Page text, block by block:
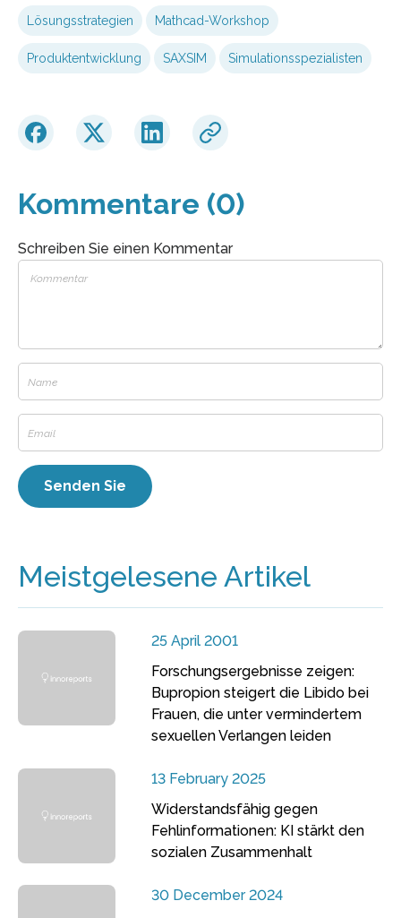
Lösungsstrategien Mathcad-Workshop
Produktentwicklung SAXSIM Simulationsspezialisten
Kommentare (0)
Schreiben Sie einen Kommentar
Meistgelesene Artikel
25 April 2001
Forschungsergebnisse zeigen:
Bupropion steigert die Libido bei
Frauen, die unter vermindertem
sexuellen Verlangen leiden
13 February 2025
Widerstandsfähig gegen
Fehlinformationen: KI stärkt den
sozialen Zusammenhalt
30 December 2024